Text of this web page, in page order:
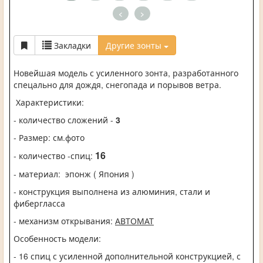
< >
Закладки Другие зонты
Новейшая модель с усиленного зонта, разработанного
спецально для дождя, снегопада и порывов ветра.
Характеристики:
- количество сложений - 3
- Размер: см.фото
- количество -спиц: 16
- материал: эпонж ( Япония )
- конструкция выполнена из алюминия, стали и
фибергласса
- механизм открывания: АВТОМАТ
Особенность модели:
- 16 спиц с усиленной дополнительной конструкцией, с